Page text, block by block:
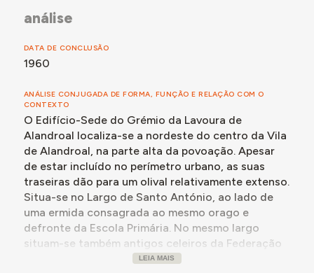
análise
DATA DE CONCLUSÃO
1960
ANÁLISE CONJUGADA DE FORMA, FUNÇÃO E RELAÇÃO COM O
CONTEXTO
O Edifício-Sede do Grémio da Lavoura de
Alandroal localiza-se a nordeste do centro da Vila
de Alandroal, na parte alta da povoação. Apesar
de estar incluído no perímetro urbano, as suas
traseiras dão para um olival relativamente extenso.
Situa-se no Largo de Santo António, ao lado de
uma ermida consagrada ao mesmo orago e
defronte da Escola Primária. No mesmo largo
situam-se também antigos celeiros da Federação
Nacional dos Produtores de Trigo (FNPT).
LEIA MAIS